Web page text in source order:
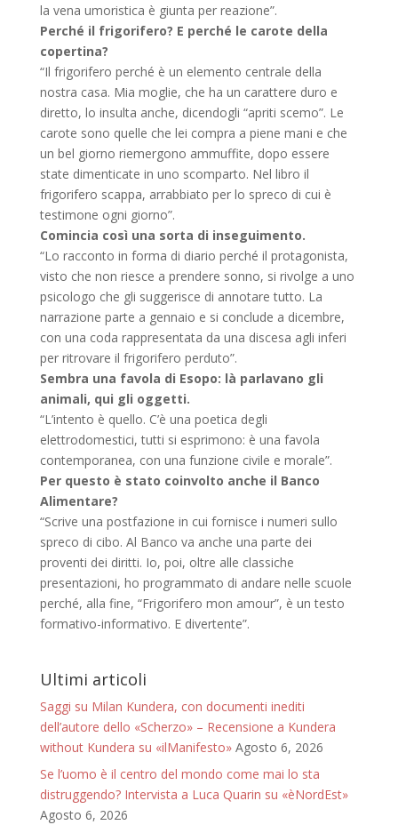
la vena umoristica è giunta per reazione”.
Perché il frigorifero? E perché le carote della
copertina?
“Il frigorifero perché è un elemento centrale della
nostra casa. Mia moglie, che ha un carattere duro e
diretto, lo insulta anche, dicendogli “apriti scemo”. Le
carote sono quelle che lei compra a piene mani e che
un bel giorno riemergono ammuffite, dopo essere
state dimenticate in uno scomparto. Nel libro il
frigorifero scappa, arrabbiato per lo spreco di cui è
testimone ogni giorno”.
Comincia così una sorta di inseguimento.
“Lo racconto in forma di diario perché il protagonista,
visto che non riesce a prendere sonno, si rivolge a uno
psicologo che gli suggerisce di annotare tutto. La
narrazione parte a gennaio e si conclude a dicembre,
con una coda rappresentata da una discesa agli inferi
per ritrovare il frigorifero perduto”.
Sembra una favola di Esopo: là parlavano gli
animali, qui gli oggetti.
“L’intento è quello. C’è una poetica degli
elettrodomestici, tutti si esprimono: è una favola
contemporanea, con una funzione civile e morale”.
Per questo è stato coinvolto anche il Banco
Alimentare?
“Scrive una postfazione in cui fornisce i numeri sullo
spreco di cibo. Al Banco va anche una parte dei
proventi dei diritti. Io, poi, oltre alle classiche
presentazioni, ho programmato di andare nelle scuole
perché, alla fine, “Frigorifero mon amour”, è un testo
formativo-informativo. E divertente”.
Ultimi articoli
Saggi su Milan Kundera, con documenti inediti
dell’autore dello «Scherzo» – Recensione a Kundera
without Kundera su «ilManifesto» Agosto 6, 2026
Se l’uomo è il centro del mondo come mai lo sta
distruggendo? Intervista a Luca Quarin su «èNordEst»
Agosto 6, 2026